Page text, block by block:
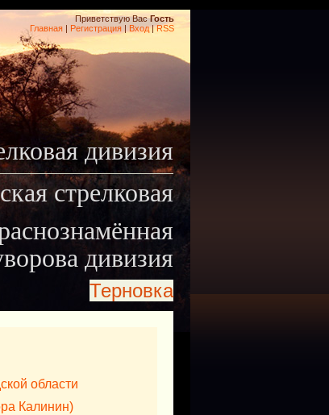
Приветствую Вас Гость
Главная | Регистрация | Вход|RSS
дивизия
стрелковая
дивизия
Терновка
области
Калинин)